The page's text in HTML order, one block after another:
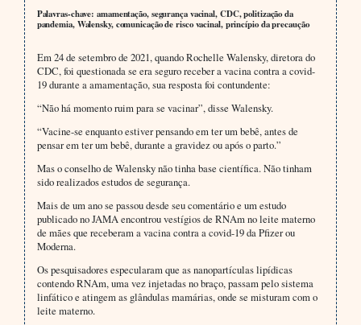
Palavras-chave: amamentação, segurança vacinal, CDC, politização da
pandemia, Walensky, comunicação de risco vacinal, princípio da precaução
Em 24 de setembro de 2021, quando Rochelle Walensky, diretora do
CDC, foi questionada se era seguro receber a vacina contra a covid-
19 durante a amamentação, sua resposta foi contundente:
“Não há momento ruim para se vacinar”, disse Walensky.
“Vacine-se enquanto estiver pensando em ter um bebê, antes de
pensar em ter um bebê, durante a gravidez ou após o parto.”
Mas o conselho de Walensky não tinha base científica. Não tinham
sido realizados estudos de segurança.
Mais de um ano se passou desde seu comentário e um estudo
publicado no JAMA encontrou vestígios de RNAm no leite materno
de mães que receberam a vacina contra a covid-19 da Pfizer ou
Moderna.
Os pesquisadores especularam que as nanopartículas lipídicas
contendo RNAm, uma vez injetadas no braço, passam pelo sistema
linfático e atingem as glândulas mamárias, onde se misturam com o
leite materno.